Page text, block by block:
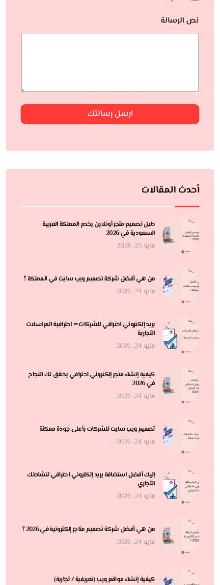
نص الرسالة
ارسل رسالتك
أحدث المقالات
دليل تصميم متجر أونلاين يخدم المملكة العربية
السعودية في 2026
مايو 25, 2026
من هي أفضل شركة تصميم ويب سايت في المملكة ؟
مايو 24, 2026
بريد إلكتروني احترافي للشركات = احترافية المراسلات
التجارية
مايو 24, 2026
كيفية إنشاء متجر إلكتروني احترافي يحقق لك النجاح
في 2026
مايو 24, 2026
تصميم ويب سايت للشركات بأعلى جودة ممكنة
مايو 24, 2026
إليك أفضل استضافة بريد إلكتروني احترافي لنشاطك
التجاري
مايو 24, 2026
من هي أفضل شركة تصميم متاجر إلكترونية في 2026 ؟
مايو 24, 2026
كيفية إنشاء مواقع ويب (تعريفية / تجارية)